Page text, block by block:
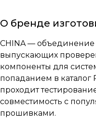
О бренде
CHINA— объединение
выпускающих
компоненты для
попаданием в каталог
проходит
совместимость с
прошивками.